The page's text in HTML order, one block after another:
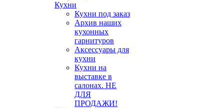
Кухни
Кухни под заказ
Архив наших
кухонных
гарнитуров
Аксессуары для
кухни
Кухни на
выставке в
салонах. НЕ
ДЛЯ
ПРОДАЖИ!